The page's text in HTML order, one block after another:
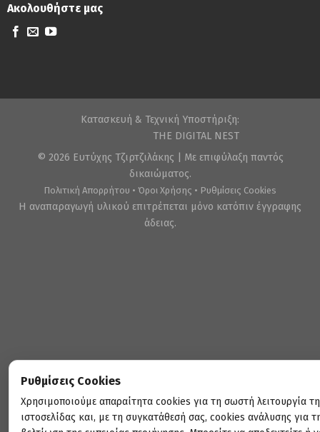
Ακολουθήστε μας
Κατασκευή & Τεχνική Υποστήριξη:
THE DIGITAL NEST
© 2026 Ευτύχης Τζιρτζιλάκης | Με επιφύλαξη παντός
δικαιώματος.
Πολιτική Απορρήτου • Όροι Χρήσης • Ρυθμίσεις Cookies
Η αναπαραγωγή υλικού επιτρέπεται μόνο κατόπιν έγγραφης
άδειας.
Ρυθμίσεις Cookies
Χρησιμοποιούμε απαραίτητα cookies για τη σωστή λειτουργία
ιστοσελίδας και, με τη συγκατάθεσή σας, cookies ανάλυσης για